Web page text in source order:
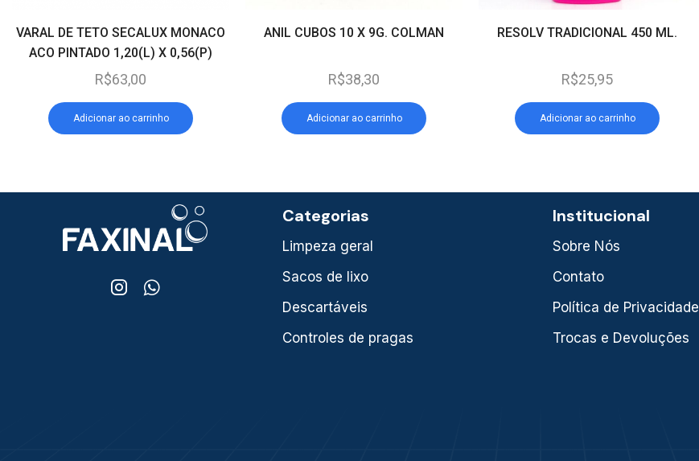
VARAL DE TETO SECALUX MONACO
ACO PINTADO 1,20(L) X 0,56(P)
R$63,00
Adicionar ao carrinho
ANIL CUBOS 10 X 9G. COLMAN
R$38,30
Adicionar ao carrinho
RESOLV TRADICIONAL 450 ML.
R$25,95
Adicionar ao carrinho
Categorias
Limpeza geral
Sacos de lixo
Descartáveis
Controles de pragas
Institucional
Sobre Nós
Contato
Política de Privacidade
Trocas e Devoluções